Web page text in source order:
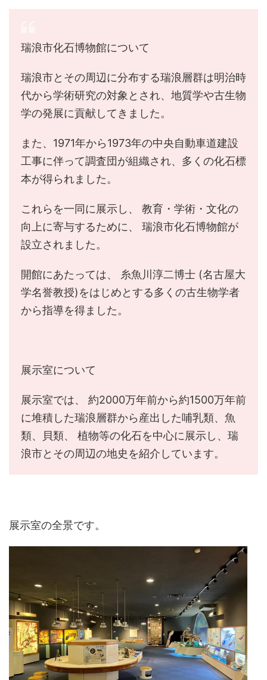
瑞浪市化石博物館について
瑞浪市とその周辺に分布する瑞浪層群は明治時
代から学術研究の対象とされ、地質学や古生物
学の発展に貢献してきました。
また、1971年から1973年の中央自動車道建設
工事に伴って調査団が組織され、多くの化石標
本が得られました。
これらを一同に展示し、 教育・学術・文化の
向上に寄与するために、 瑞浪市化石博物館が
設立されました。
開館にあたっては、 糸魚川淳二博士 (名古屋大
学名誉教授)をはじめとする多くの古生物学者
から指導を得ました。
展示室について
展示室では、 約2000万年前から約1500万年前
に堆積した瑞浪層群から産出した哺乳類、魚
類、貝類、 植物等の化石を中心に展示し、瑞
浪市とその周辺の地史を紹介しています。
展示室の全景です。